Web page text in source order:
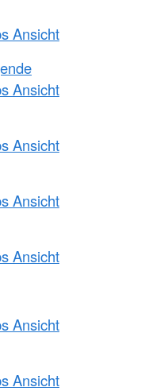
Ansicht
Ansicht
Ansicht
Ansicht
Ansicht
Ansicht
Ansicht